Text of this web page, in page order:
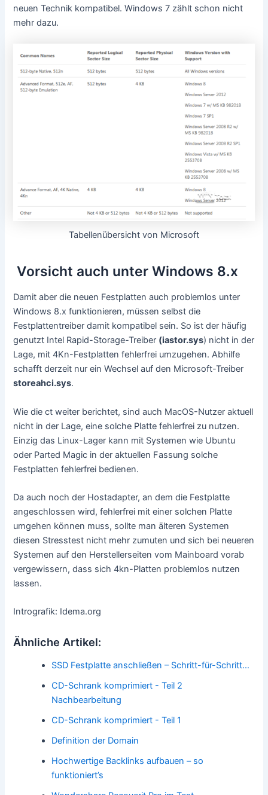
neuen Technik kompatibel. Windows 7 zählt schon nicht
mehr dazu.
Tabellenübersicht von Microsoft
Vorsicht auch unter Windows 8.x
Damit aber die neuen Festplatten auch problemlos unter
Windows 8.x funktionieren, müssen selbst die
Festplattentreiber damit kompatibel sein. So ist der häufig
genutzt Intel Rapid-Storage-Treiber (iastor.sys) nicht in der
Lage, mit 4Kn-Festplatten fehlerfrei umzugehen. Abhilfe
schafft derzeit nur ein Wechsel auf den Microsoft-Treiber
storeahci.sys.
Wie die ct weiter berichtet, sind auch MacOS-Nutzer aktuell
nicht in der Lage, eine solche Platte fehlerfrei zu nutzen.
Einzig das Linux-Lager kann mit Systemen wie Ubuntu
oder Parted Magic in der aktuellen Fassung solche
Festplatten fehlerfrei bedienen.
Da auch noch der Hostadapter, an dem die Festplatte
angeschlossen wird, fehlerfrei mit einer solchen Platte
umgehen können muss, sollte man älteren Systemen
diesen Stresstest nicht mehr zumuten und sich bei neueren
Systemen auf den Herstellerseiten vom Mainboard vorab
vergewissern, dass sich 4kn-Platten problemlos nutzen
lassen.
Intrografik: Idema.org
Ähnliche Artikel:
SSD Festplatte anschließen – Schritt-für-Schritt…
CD-Schrank komprimiert - Teil 2
Nachbearbeitung
CD-Schrank komprimiert - Teil 1
Definition der Domain
Hochwertige Backlinks aufbauen – so
funktioniert’s